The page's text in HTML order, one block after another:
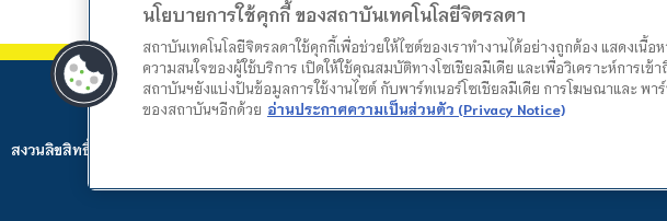
สงวนลิขสิทธิ์ © 2024 สถาบันเทคโนโลยีจิตรลดา. Web by
นโยบายการใช้คุกกี้ ของสถาบันเทคโนโลยีจิตรลดา
สถาบันเทคโนโลยีจิตรลดาใช้คุกกี้เพื่อช่วยให้ไซต์ของเราทำงานได้อย่างถูกต้อง แสดงเนื้
ความสนใจของผู้ใช้บริการ เปิดให้ใช้คุณสมบัติทางโซเชียลมีเดีย และเพื่อวิเคราะห์การเข้
สถาบันฯยังแบ่งปันข้อมูลการใช้งานไซต์ กับพาร์ทเนอร์โซเชียลมีเดีย การโฆษณาและ พาร์
ของสถาบันฯอีกด้วย อ่านประกาศความเป็นส่วนตัว (Privacy Notice)